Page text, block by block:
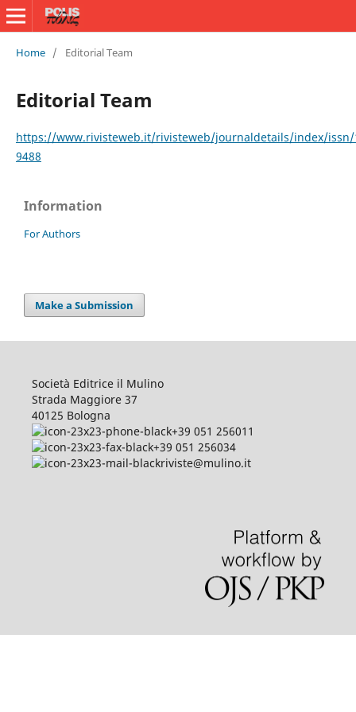
Home / Editorial Team
Editorial Team
https://www.rivisteweb.it/rivisteweb/journaldetails/index/issn/
9488
Information
For Authors
Make a Submission
Società Editrice il Mulino
Strada Maggiore 37
40125 Bologna
+39 051 256011
+39 051 256034
riviste@mulino.it